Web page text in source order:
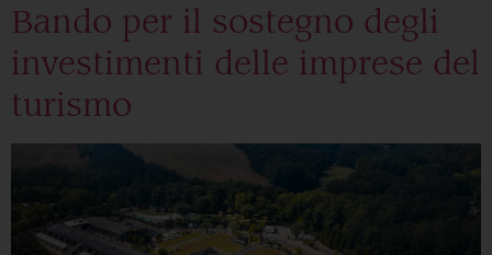
Bando per il sostegno degli
investimenti delle imprese del
turismo